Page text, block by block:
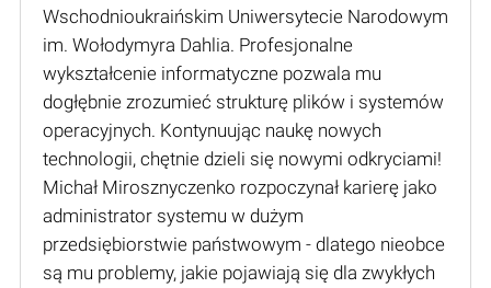
Wschodnioukraińskim Uniwersytecie Narodowym
im. Wołodymyra Dahlia. Profesjonalne
wykształcenie informatyczne pozwala mu
dogłębnie zrozumieć strukturę plików i systemów
operacyjnych. Kontynuując naukę nowych
technologii, chętnie dzieli się nowymi odkryciami!
Michał Mirosznyczenko rozpoczynał karierę jako
administrator systemu w dużym
przedsiębiorstwie państwowym - dlatego nieobce
są mu problemy, jakie pojawiają się dla zwykłych